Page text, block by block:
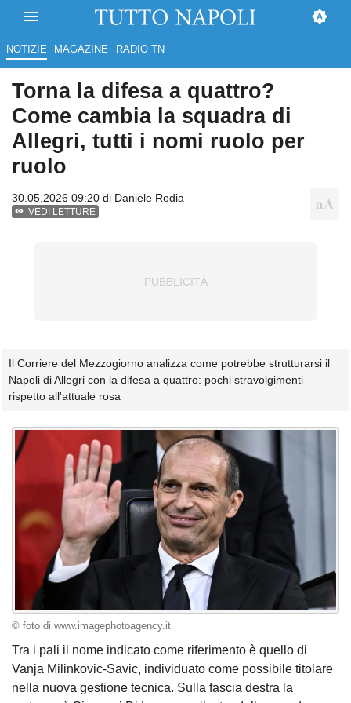
NOTIZIE MAGAZINE RADIO TN
Torna la difesa a quattro?
Come cambia la squadra di
Allegri, tutti i nomi ruolo per
ruolo
30.05.2026 09:20 di Daniele Rodia
VEDI LETTURE
Il Corriere del Mezzogiorno analizza come potrebbe strutturarsi il
Napoli di Allegri con la difesa a quattro: pochi stravolgimenti
rispetto all'attuale rosa
© foto di www.imagephotoagency.it
Tra i pali il nome indicato come riferimento è quello di
Vanja Milinkovic-Savic, individuato come possibile titolare
nella nuova gestione tecnica. Sulla fascia destra la